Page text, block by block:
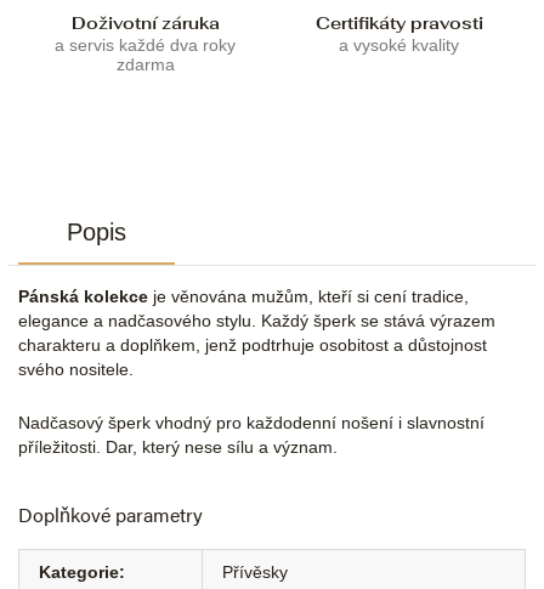
Doživotní záruka
a servis každé dva roky
zdarma
Certifikáty pravosti
a vysoké kvality
Popis
Pánská kolekce je věnována mužům, kteří si cení tradice,
elegance a nadčasového stylu. Každý šperk se stává výrazem
charakteru a doplňkem, jenž podtrhuje osobitost a důstojnost
svého nositele.
Nadčasový šperk vhodný pro každodenní nošení i slavnostní
příležitosti. Dar, který nese sílu a význam.
Doplňkové parametry
Kategorie: Přívěsky